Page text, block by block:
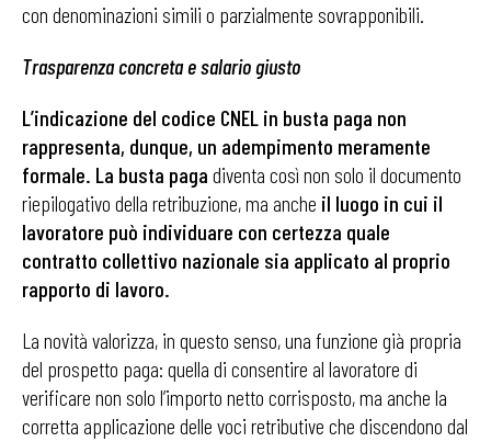
con denominazioni simili o parzialmente sovrapponibili.
Trasparenza concreta e salario giusto
L’indicazione del codice CNEL in busta paga non
rappresenta, dunque, un adempimento meramente
formale. La busta paga diventa così non solo il documento
riepilogativo della retribuzione, ma anche il luogo in cui il
lavoratore può individuare con certezza quale
contratto collettivo nazionale sia applicato al proprio
rapporto di lavoro.
La novità valorizza, in questo senso, una funzione già propria
del prospetto paga: quella di consentire al lavoratore di
verificare non solo l’importo netto corrisposto, ma anche la
corretta applicazione delle voci retributive che discendono dal